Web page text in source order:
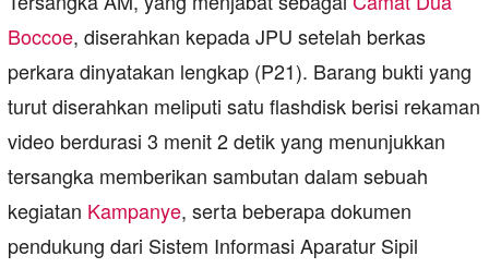
Boccoe, diserahkan kepada JPU setelah berkas
perkara dinyatakan lengkap (P21). Barang bukti yang
turut diserahkan meliputi satu flashdisk berisi rekaman
video berdurasi 3 menit 2 detik yang menunjukkan
tersangka memberikan sambutan dalam sebuah
kegiatan Kampanye, serta beberapa dokumen
pendukung dari Sistem Informasi Aparatur Sipil